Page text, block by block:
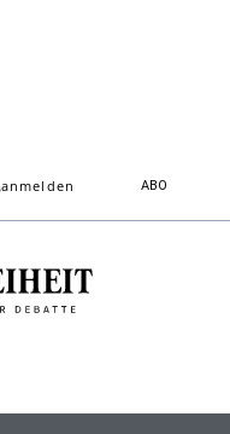
anmelden ABO